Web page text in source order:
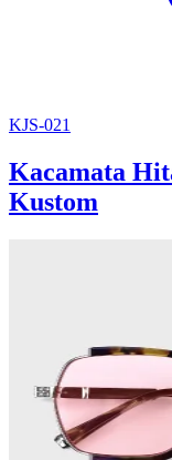
KJS-021
Kacamata
Kustom